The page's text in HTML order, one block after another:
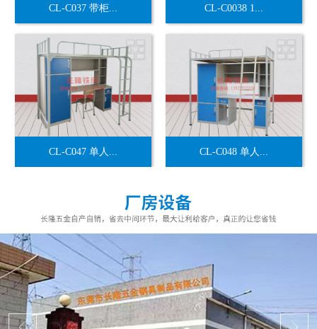
CL-C037 带柜... CL-C0038 1...
CL-C047 单人... CL-C048 单人...